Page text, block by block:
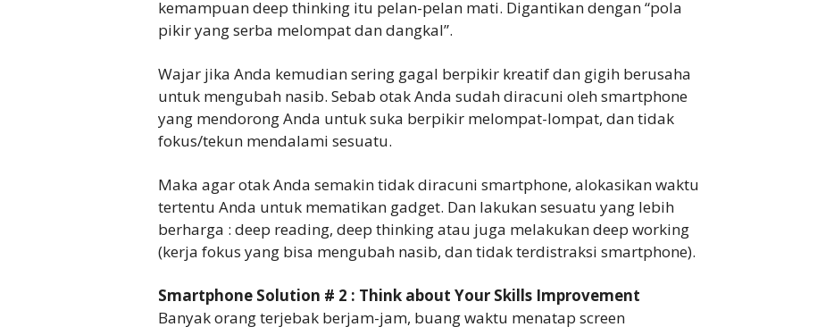
kemampuan deep thinking itu pelan-pelan mati. Digantikan dengan “pola
pikir yang serba melompat dan dangkal”.
Wajar jika Anda kemudian sering gagal berpikir kreatif dan gigih berusaha
untuk mengubah nasib. Sebab otak Anda sudah diracuni oleh smartphone
yang mendorong Anda untuk suka berpikir melompat-lompat, dan tidak
fokus/tekun mendalami sesuatu.
Maka agar otak Anda semakin tidak diracuni smartphone, alokasikan waktu
tertentu Anda untuk mematikan gadget. Dan lakukan sesuatu yang lebih
berharga : deep reading, deep thinking atau juga melakukan deep working
(kerja fokus yang bisa mengubah nasib, dan tidak terdistraksi smartphone).
Smartphone Solution # 2 : Think about Your Skills Improvement
Banyak orang terjebak berjam-jam, buang waktu menatap screen